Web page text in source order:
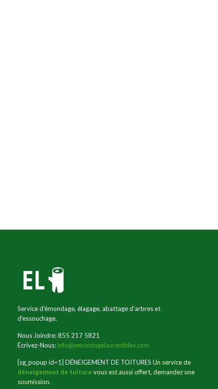
Service d'émondage, élagage, abattage d'arbres et
d'essouchage.
Nous Joindre: 855 217 5821
Écrivez-Nous: info@emondagelaurentides.com
[sg_popup id=1] DÉNEIGEMENT DE TOITURES Un service de
déneigement de toiture vous est aussi offert, demandez une
soumission.